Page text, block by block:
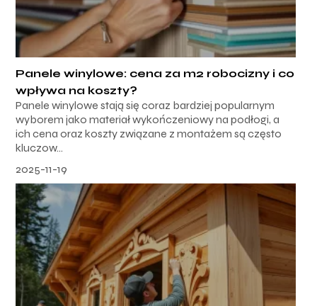
Panele winylowe: cena za m2 robocizny i co
wpływa na koszty?
Panele winylowe stają się coraz bardziej popularnym
wyborem jako materiał wykończeniowy na podłogi, a
ich cena oraz koszty związane z montażem są często
kluczow...
2025-11-19